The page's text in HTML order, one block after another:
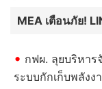
MEA เตือนภัย!
กฟผ. ลุยบริหาร
ระบบกักเก็บพลังง